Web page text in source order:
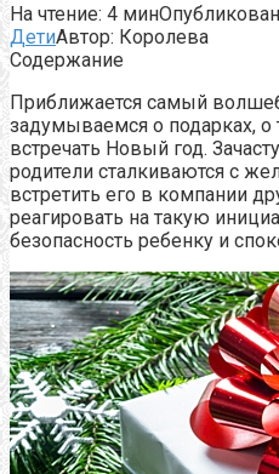
На чтение: 4 мин
ДетиАвтор: Королева
Содержание
Приближается самый
задумываемся о подарках,
встречать Новый год.
родители сталкиваются с
встретить его в компании
реагировать на такую
безопасность ребенку и